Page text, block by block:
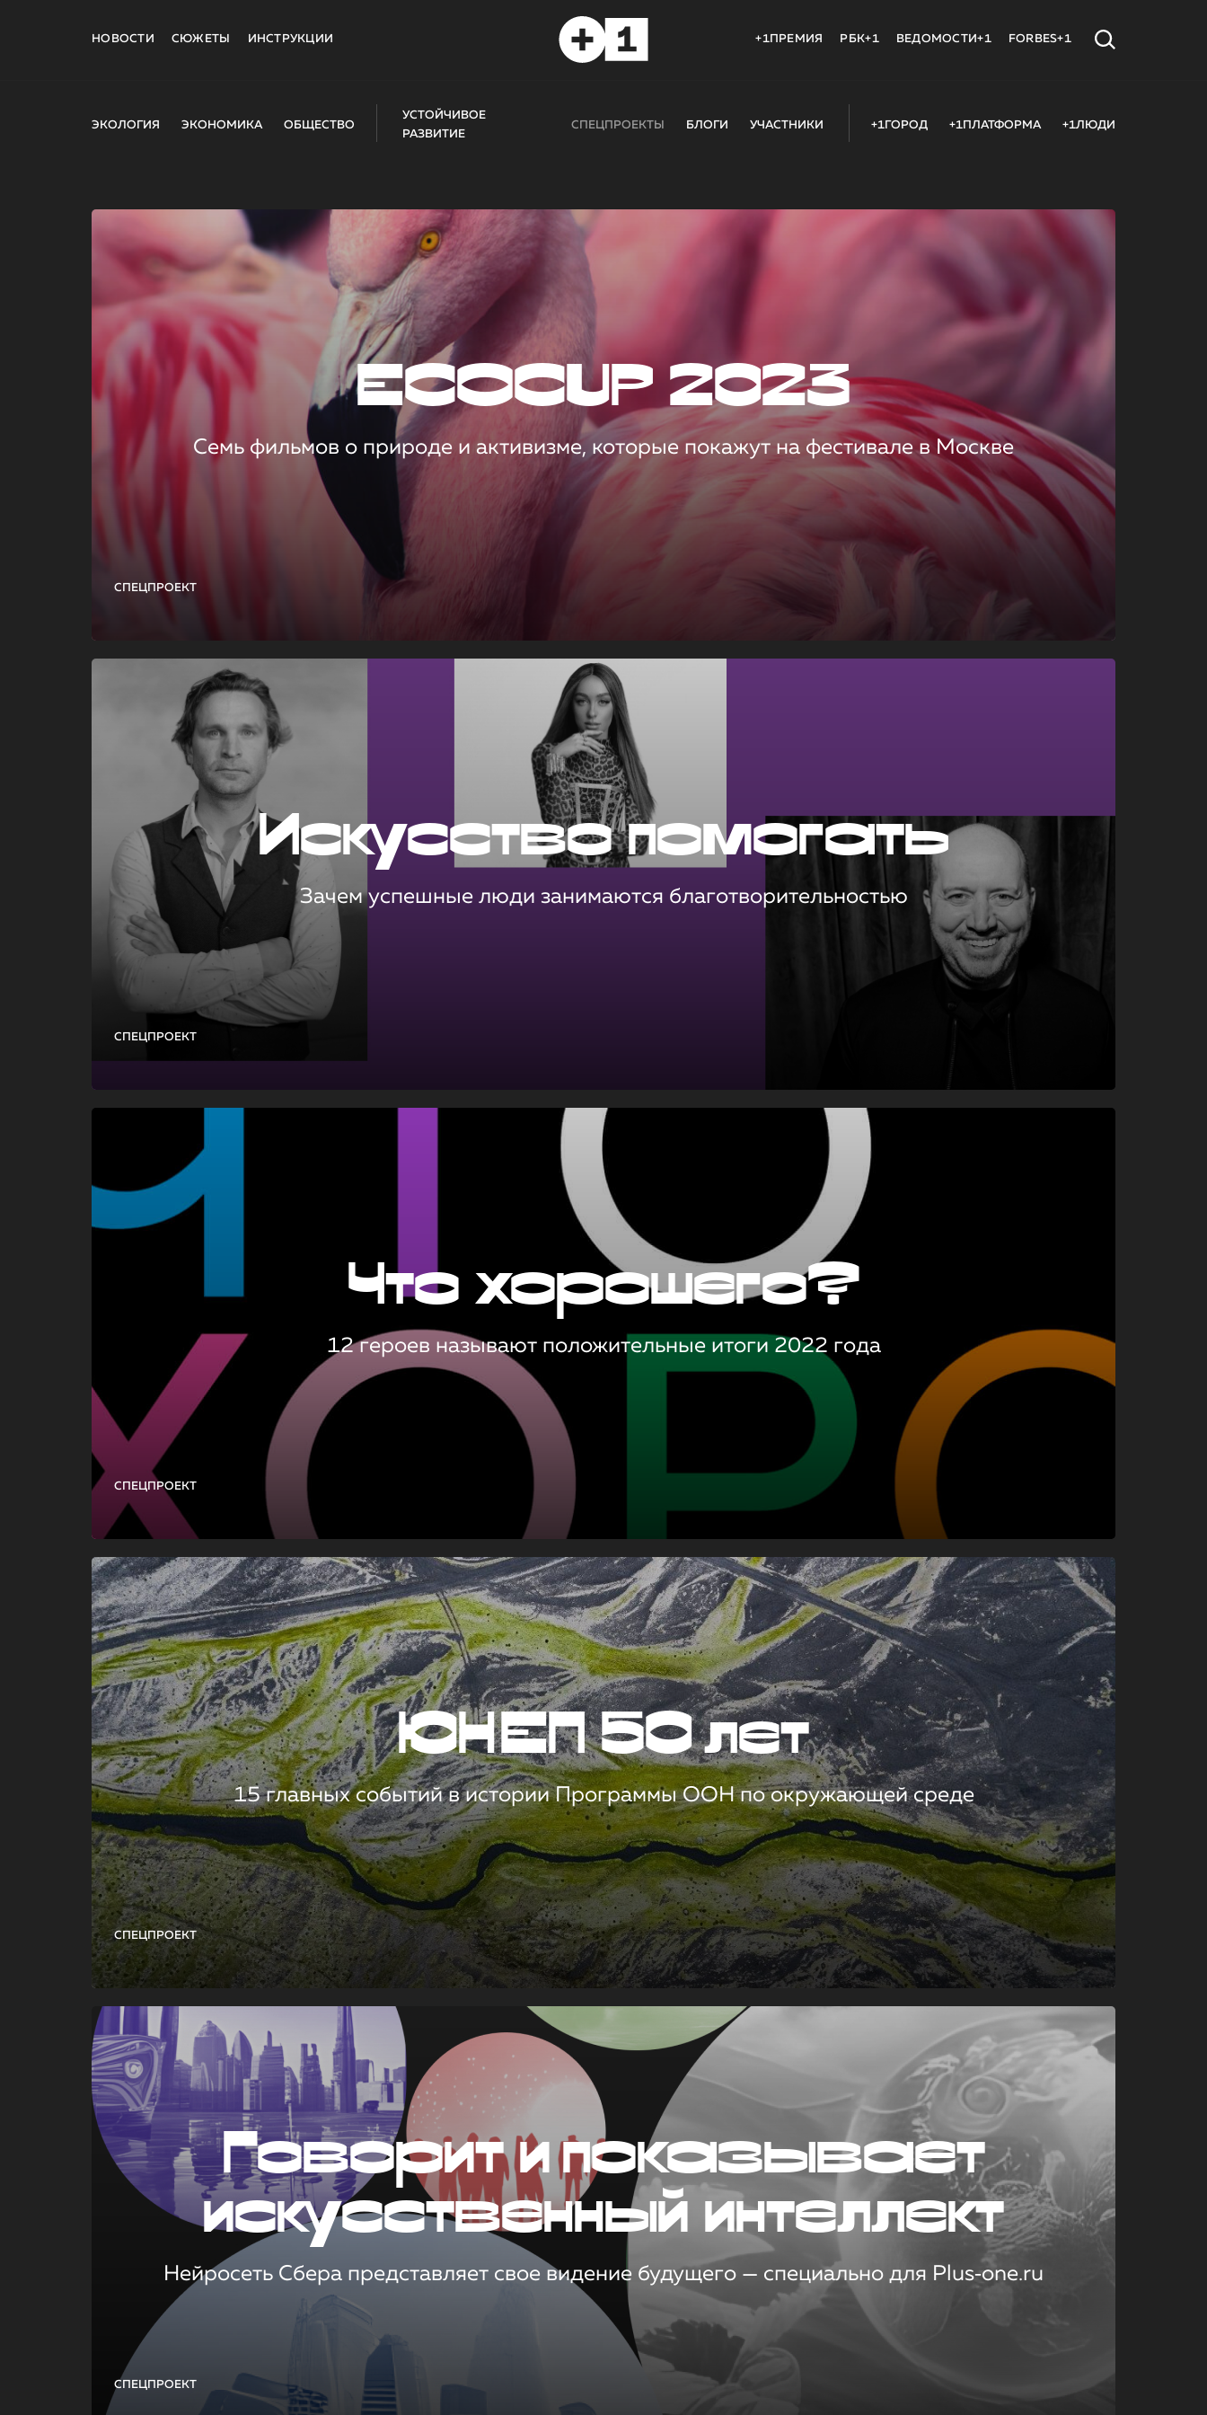
НОВОСТИ СЮЖЕТЫ ИНСТРУКЦИИ +1ПРЕМИЯ РБК+1 ВЕДОМОСТИ+1 FORBES+1
ЭКОЛОГИЯ ЭКОНОМИКА ОБЩЕСТВО
УСТОЙЧИВОЕ
РАЗВИТИЕ
СПЕЦПРОЕКТЫ БЛОГИ УЧАСТНИКИ +1ГОРОД +1ПЛАТФОРМА +1ЛЮДИ
СПЕЦПРОЕКТ
ECOCUP 2023
Семь фильмов о природе и активизме, которые покажут на фестивале в Москве
СПЕЦПРОЕКТ
Искусство помогать
Зачем успешные люди занимаются благотворительностью
СПЕЦПРОЕКТ
Что хорошего?
12 героев называют положительные итоги 2022 года
СПЕЦПРОЕКТ
ЮНЕП 50 лет
15 главных событий в истории Программы ООН по окружающей среде
СПЕЦПРОЕКТ
Говорит и показывает
искусственный интеллект
Нейросеть Сбера представляет свое видение будущего — специально для Plus‑one.ru